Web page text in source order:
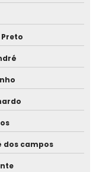
dos campos